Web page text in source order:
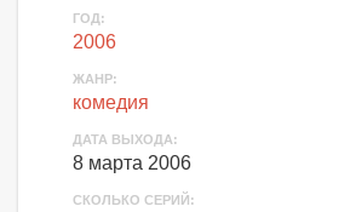
ГОД:
2006
ЖАНР:
комедия
ДАТА ВЫХОДА:
8 марта 2006
СКОЛЬКО СЕРИЙ: